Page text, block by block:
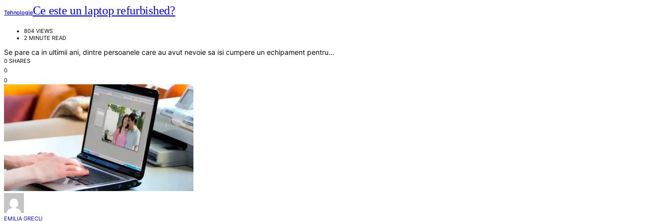
TehnologieCe este un laptop refurbished?
804 VIEWS
2 MINUTE READ
Se pare ca in ultimii ani, dintre persoanele care au avut nevoie sa isi cumpere un echipament pentru…
0 SHARES
0
0
EMILIA GRECU